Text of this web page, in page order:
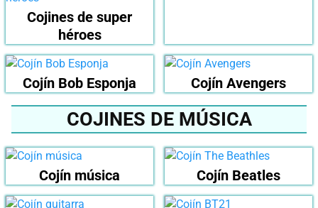
Cojines de super
héroes
Cojín Bob Esponja Cojín Avengers
COJINES DE MÚSICA
Cojín música Cojín Beatles